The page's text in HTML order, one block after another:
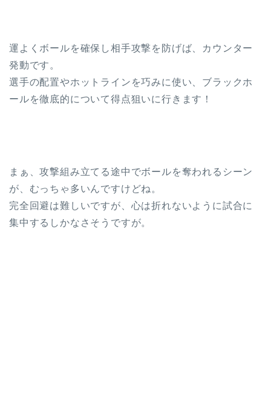
運よくボールを確保し相手攻撃を防げば、カウンター
発動です。
選手の配置やホットラインを巧みに使い、ブラックホ
ールを徹底的について得点狙いに行きます！
まぁ、攻撃組み立てる途中でボールを奪われるシーン
が、むっちゃ多いんですけどね。
完全回避は難しいですが、心は折れないように試合に
集中するしかなさそうですが。